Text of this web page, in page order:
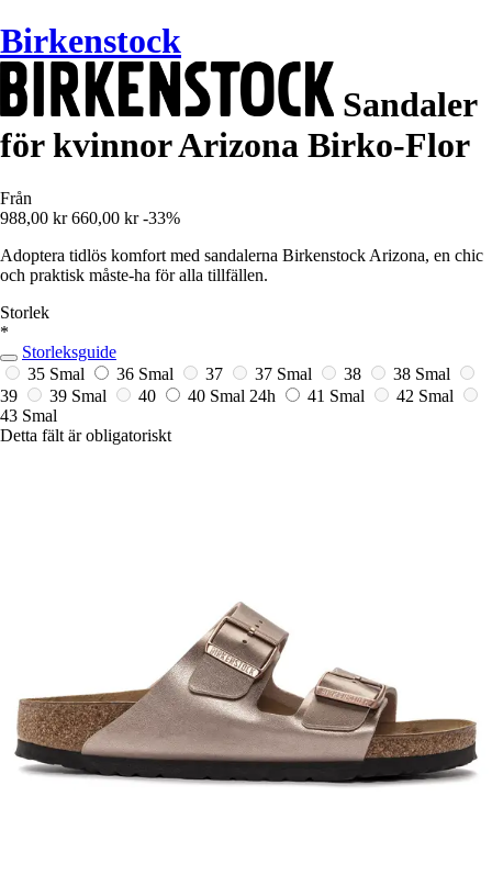
Birkenstock
Sandaler
för kvinnor Arizona Birko-Flor
Från
988,00 kr 660,00 kr -33%
Adoptera tidlös komfort med sandalerna Birkenstock Arizona, en chic
och praktisk måste-ha för alla tillfällen.
Storlek
*
Storleksguide
35 Smal
36 Smal 37 37 Smal 38
38 Smal
39
39 Smal 40 40 Smal 24h 41 Smal
42 Smal
43 Smal
Detta fält är obligatoriskt